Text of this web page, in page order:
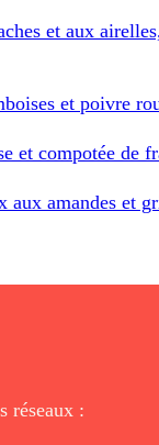
et aux
et poivre
et compotée de
aux amandes et
réseaux :